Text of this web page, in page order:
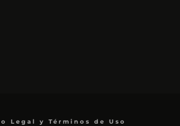
Legal y Términos de Uso